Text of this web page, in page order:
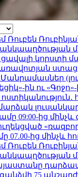
ցավալի կորստի
առավոտյան
ին ու
09:00-ից մինչև
07.00-ից մինչև
դարձավ
75 անշարժ